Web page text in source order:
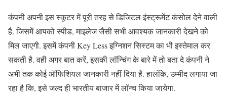
कंपनी अपनी इस स्कूटर में पूरी तरह से डिजिटल इंस्ट्रूमेंट कंसोल देने वाली
है. जिसमें आपको स्पीड, माइलेज जैसी सभी आवश्यक जानकारी देखने को
मिल जाएगी. इसमें कंपनी Key Less इग्निशन सिस्टम का भी इस्तेमाल कर
सकती है. वही अगर बात करें, इसकी लॉन्चिंग के बारे में तो बता दे कंपनी ने
अभी तक कोई ऑफिशियल जानकारी नहीं दिया है. हालंकि, उम्मीद लगाया जा
रहा है कि, इसे जल्द ही भारतीय बाजार में लॉन्च किया जायेगा.